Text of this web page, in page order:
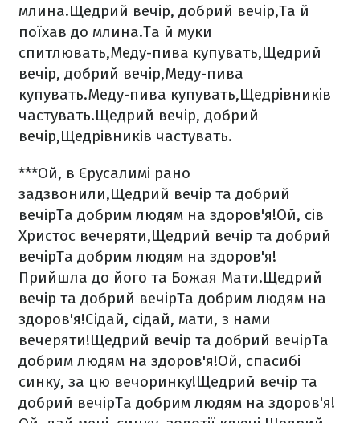
млина.Щедрий вечір, добрий вечір,Та й
поїхав до млина.Та й муки
спитлювать,Меду-пива купувать,Щедрий
вечір, добрий вечір,Меду-пива
купувать.Меду-пива купувать,Щедрівників
частувать.Щедрий вечір, добрий
вечір,Щедрівників частувать.
***Ой, в Єрусалимі рано
задзвонили,Щедрий вечір та добрий
вечірТа добрим людям на здоров'я!Ой, сів
Христос вечеряти,Щедрий вечір та добрий
вечірТа добрим людям на здоров'я!
Прийшла до його та Божая Мати.Щедрий
вечір та добрий вечірТа добрим людям на
здоров'я!Сідай, сідай, мати, з нами
вечеряти!Щедрий вечір та добрий вечірТа
добрим людям на здоров'я!Ой, спасибі
синку, за цю вечоринку!Щедрий вечір та
добрий вечірТа добрим людям на здоров'я!